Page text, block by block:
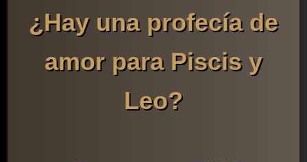
¿Hay una profecía de
amor para Piscis y
Leo?